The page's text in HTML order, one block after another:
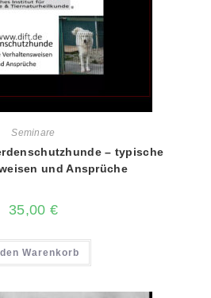
Seminare
– typische
und Ansprüche
35,00 €
den Warenkorb